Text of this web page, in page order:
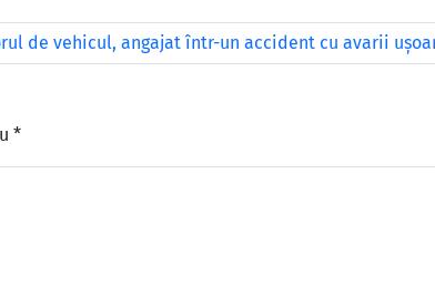
de vehicul, angajat într-un accident cu avarii
*